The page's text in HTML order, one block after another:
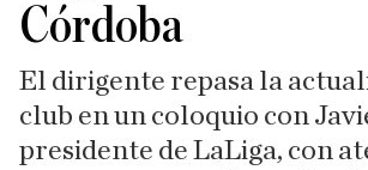
Córdoba
El dirigente repasa la
club en un coloquio con
presidente de LaLiga, con